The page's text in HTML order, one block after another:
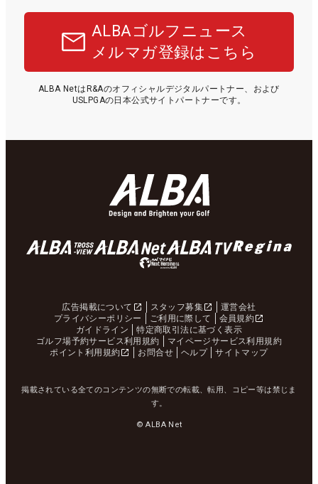
ALBAゴルフニュース
メルマガ登録はこちら
ALBA NetはR&Aのオフィシャルデジタルパートナー、および
USLPGAの日本公式サイトパートナーです。
広告掲載について スタッフ募集
運営会社
プライバシーポリシー
ご利用に際して
会員規約
ガイドライン
特定商取引法に基づく表示
ゴルフ場予約サービス利用規約
マイページサービス利用規約
ポイント利用規約
お問合せ ヘルプ サイトマップ
掲載されている全てのコンテンツの無断での転載、転用、コピー等は禁じま
す。
© ALBA Net